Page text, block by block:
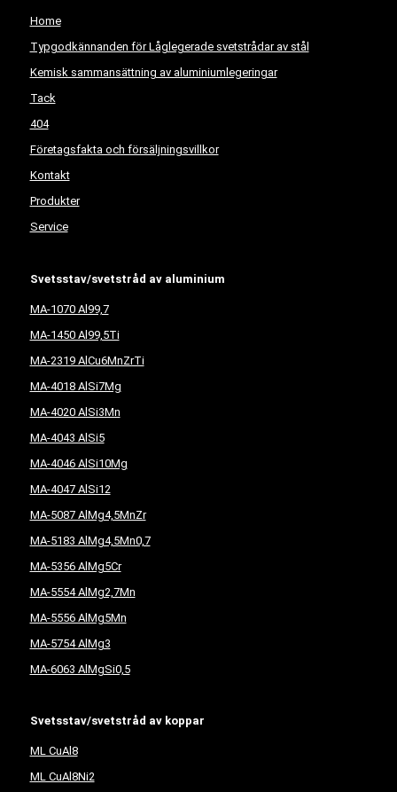
Home
Typgodkännanden för Låglegerade svetstrådar av stål
Kemisk sammansättning av aluminiumlegeringar
Tack
404
Företagsfakta och försäljningsvillkor
Kontakt
Produkter
Service
Svetsstav/svetstråd av aluminium
MA-1070 Al99,7
MA-1450 Al99,5Ti
MA-2319 AlCu6MnZrTi
MA-4018 AlSi7Mg
MA-4020 AlSi3Mn
MA-4043 AlSi5
MA-4046 AlSi10Mg
MA-4047 AlSi12
MA-5087 AlMg4,5MnZr
MA-5183 AlMg4,5Mn0,7
MA-5356 AlMg5Cr
MA-5554 AlMg2,7Mn
MA-5556 AlMg5Mn
MA-5754 AlMg3
MA-6063 AlMgSi0,5
Svetsstav/svetstråd av koppar
ML CuAl8
ML CuAl8Ni2